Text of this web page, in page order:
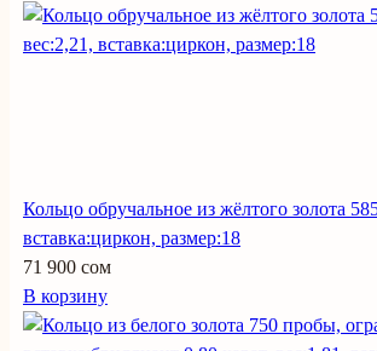
Кольцо обручальное из жёлтого золота
вставка:циркон, размер:18
71 900 сом
В корзину